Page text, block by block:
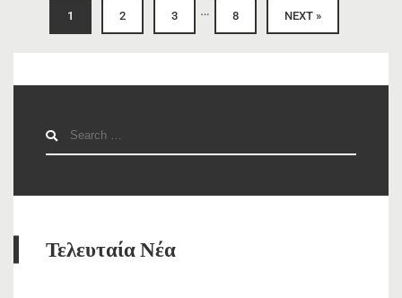
Search
for:
Τελευταία Νέα
1 2 3 … 8 NEXT »